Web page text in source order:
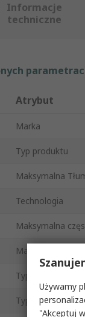
Informacje
techniczne
Atrybut
Marka
Typ produktu
Maksymalna
Technologia
Maksymalna
Maksymalna
Typ obudowy
Typ montażu
Używamy
"Akceptuj